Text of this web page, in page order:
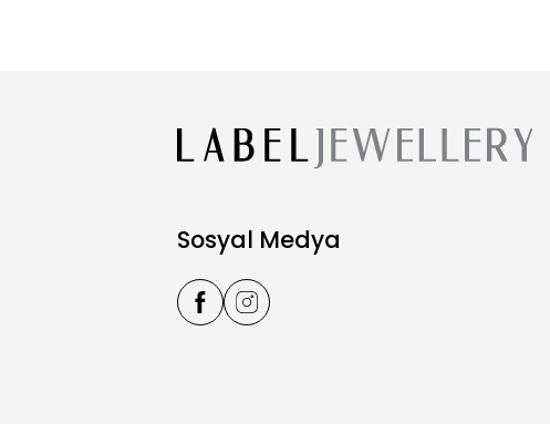
Sosyal Medya